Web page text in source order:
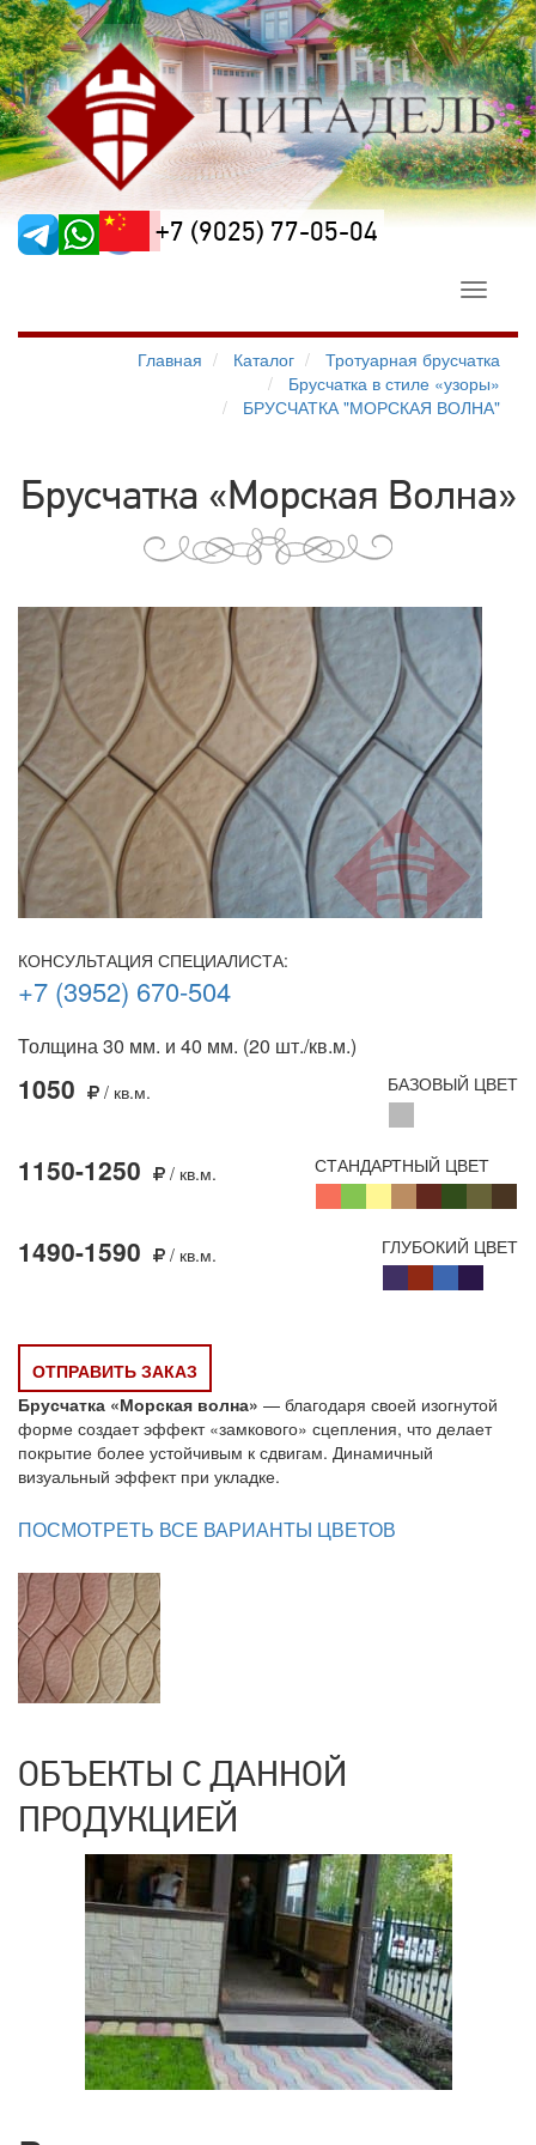
+7 (9025) 77-05-04
Toggle
Главная
Каталог
Тротуарная брусчатка
Брусчатка в стиле «узоры»
БРУСЧАТКА "МОРСКАЯ ВОЛНА"
Брусчатка «Морская Волна»
КОНСУЛЬТАЦИЯ СПЕЦИАЛИСТА:
+7 (3952) 670-504
Толщина 30 мм. и 40 мм. (20 шт./кв.м.)
1050 / кв.м. БАЗОВЫЙ ЦВЕТ
1150-1250 / кв.м. СТАНДАРТНЫЙ ЦВЕТ
1490-1590 / кв.м. ГЛУБОКИЙ ЦВЕТ
ОТПРАВИТЬ ЗАКАЗ
Брусчатка «Морская волна» — благодаря своей изогнутой
форме создает эффект «замкового» сцепления, что делает
покрытие более устойчивым к сдвигам. Динамичный
визуальный эффект при укладке.
ПОСМОТРЕТЬ ВСЕ ВАРИАНТЫ ЦВЕТОВ
ОБЪЕКТЫ С ДАННОЙ
ПРОДУКЦИЕЙ